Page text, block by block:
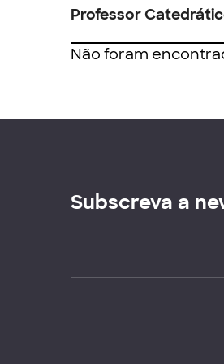
Professor
Não foram
Subscreva a